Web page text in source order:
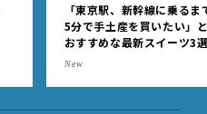
「東京駅、新幹線に乗るま
5分で手土産を買いたい」
おすすめな最新スイーツ3
【東京駅改札内・朝8時開
New